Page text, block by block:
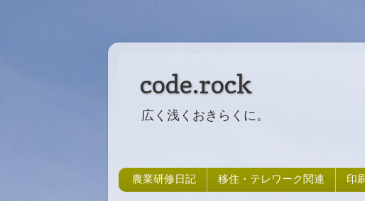
code.rock
広く浅くおきらくに。
農業研修日記 移住・テレワーク関連 印